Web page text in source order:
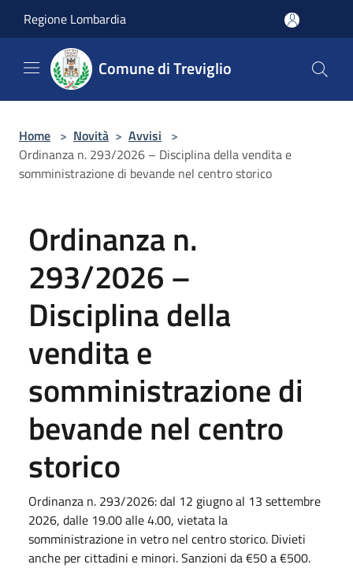
Regione Lombardia
Comune di Treviglio
Home > Novità > Avvisi >
Ordinanza n. 293/2026 – Disciplina della vendita e
somministrazione di bevande nel centro storico
Ordinanza n.
293/2026 –
Disciplina della
vendita e
somministrazione di
bevande nel centro
storico
Ordinanza n. 293/2026: dal 12 giugno al 13 settembre
2026, dalle 19.00 alle 4.00, vietata la
somministrazione in vetro nel centro storico. Divieti
anche per cittadini e minori. Sanzioni da €50 a €500.